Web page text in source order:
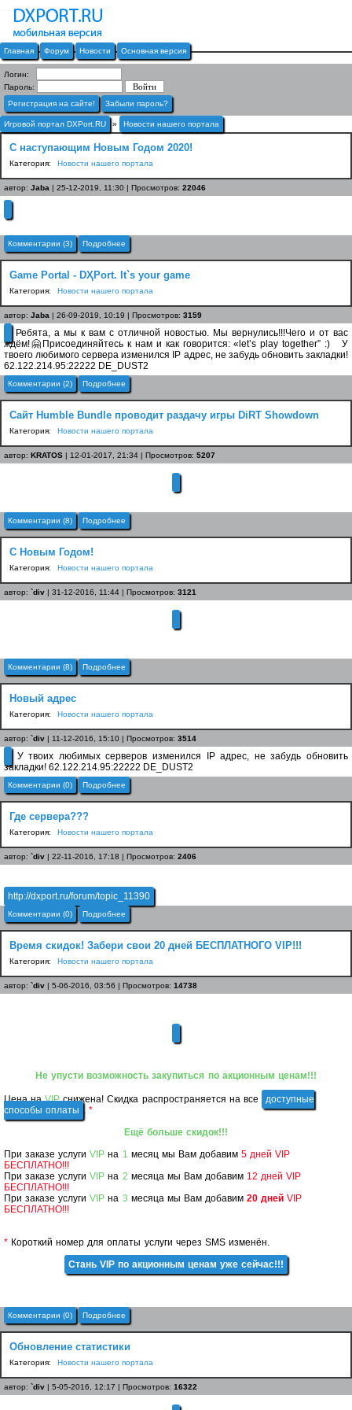
Главная Форум Новости Основная версия
Логин:
Пароль:
Регистрация на сайте!
Забыли пароль?
Игровой портал DXPort.RU » Новости нашего портала
C наступающим Новым Годом 2020!
Категория: Новости нашего портала
автор: Jaba | 25-12-2019, 11:30 | Просмотров: 22046
Комментарии (3) Подробнее
Game Portal - DҲPort. It`s your game
Категория: Новости нашего портала
автор: Jaba | 26-09-2019, 10:19 | Просмотров: 3159
Ребята, а мы к вам с отличной новостью. Мы вернулись!!!Чего и от вас
ждём!🤗Присоединяйтесь к нам и как говорится: «let’s play together” :) У
твоего любимого сервера изменился IP адрес, не забудь обновить закладки!
62.122.214.95:22222 DE_DUST2
Комментарии (2) Подробнее
Сайт Humble Bundle проводит раздачу игры DiRT Showdown
Категория: Новости нашего портала
автор: KRATOS | 12-01-2017, 21:34 | Просмотров: 5207
Комментарии (8) Подробнее
С Новым Годом!
Категория: Новости нашего портала
автор: `div | 31-12-2016, 11:44 | Просмотров: 3121
Комментарии (8) Подробнее
Новый адрес
Категория: Новости нашего портала
автор: `div | 11-12-2016, 15:10 | Просмотров: 3514
У твоих любимых серверов изменился IP адрес, не забудь обновить
закладки! 62.122.214.95:22222 DE_DUST2
Комментарии (0) Подробнее
Где сервера???
Категория: Новости нашего портала
автор: `div | 22-11-2016, 17:18 | Просмотров: 2406
http://dxport.ru/forum/topic_11390
Комментарии (0) Подробнее
Время скидок! Забери свои 20 дней БЕСПЛАТНОГО VIP!!!
Категория: Новости нашего портала
автор: `div | 5-06-2016, 03:56 | Просмотров: 14738
Не упусти возможность закупиться по акционным ценам!!!
Цена наVIPснижена! Скидка распространяется на все
доступные
способы оплаты .*
Ещё больше скидок!!!
При заказе услугиVIPна 1 месяц мы Вам добавим5 дней VIP
БЕСПЛАТНО!!!
При заказе услугиVIPна 2 месяца мы Вам добавим 12 дней VIP
БЕСПЛАТНО!!!
При заказе услугиVIPна 3 месяца мы Вам добавим20 дней VIP
БЕСПЛАТНО!!!
* Короткий номер для оплаты услуги через SMS изменён.
Стань VIP по акционным ценам уже сейчас!!!
Комментарии (0) Подробнее
Обновление статистики
Категория: Новости нашего портала
автор: `div | 5-05-2016, 12:17 | Просмотров: 16322